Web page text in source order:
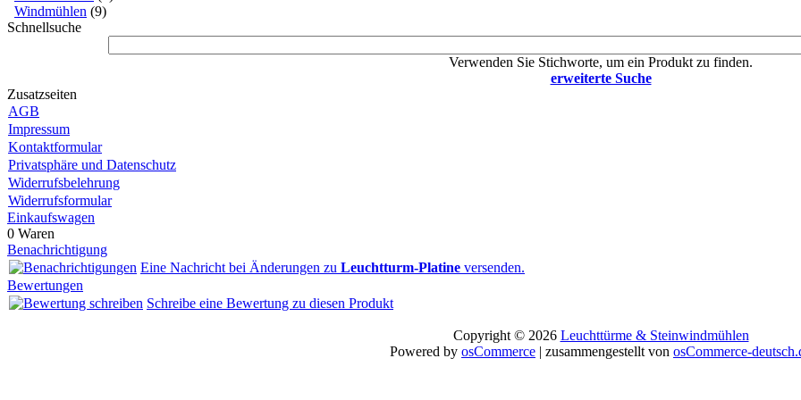
Windmühlen (9)
Schnellsuche
Verwenden Sie Stichworte, um ein Produkt zu finden.
erweiterte Suche
Zusatzseiten
AGB
Impressum
Kontaktformular
Privatsphäre und Datenschutz
Widerrufsbelehrung
Widerrufsformular
Einkaufswagen
0 Waren
Benachrichtigung
Eine Nachricht bei Änderungen zu Leuchtturm-Platine versenden.
Bewertungen
Schreibe eine Bewertung zu diesen Produkt
Copyright © 2026 Leuchttürme & Steinwindmühlen
Powered by osCommerce | zusammengestellt von osCommerce-